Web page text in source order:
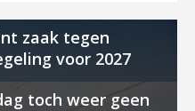
zaak tegen
voor 2027
toch weer geen